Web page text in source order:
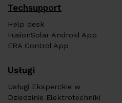
Techsupport
Help desk
FusionSolar Android App
ERA Control App
Usługi
Usługi Eksperckie w
Dziedzinie Elektrotechniki